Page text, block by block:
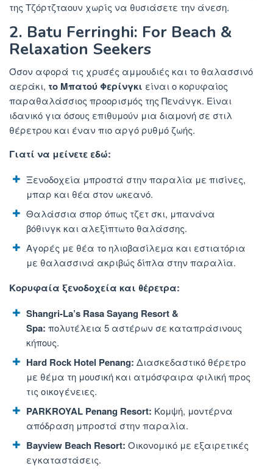
της Τζόρτζταουν χωρίς να θυσιάσετε την άνεση.
2. Batu Ferringhi: For Beach &
Relaxation Seekers
Όσον αφορά τις χρυσές αμμουδιές και το θαλασσινό
αεράκι, το Μπατού Φερίνγκι είναι ο κορυφαίος
παραθαλάσσιος προορισμός της Πενάνγκ. Είναι
ιδανικό για όσους επιθυμούν μια διαμονή σε στιλ
θέρετρου και έναν πιο αργό ρυθμό ζωής.
Γιατί να μείνετε εδώ:
Ξενοδοχεία μπροστά στην παραλία με πισίνες,
μπαρ και θέα στον ωκεανό.
Θαλάσσια σπορ όπως τζετ σκι, μπανάνα
βόθινγκ και αλεξίπτωτο θαλάσσης.
Αγορές με θέα το ηλιοβασίλεμα και εστιατόρια
με θαλασσινά ακριβώς δίπλα στην παραλία.
Κορυφαία ξενοδοχεία και θέρετρα:
Shangri-La’s Rasa Sayang Resort &
Spa: πολυτέλεια 5 αστέρων σε καταπράσινους
κήπους.
Hard Rock Hotel Penang: Διασκεδαστικό θέρετρο
με θέμα τη μουσική και ατμόσφαιρα φιλική προς
τις οικογένειες.
PARKROYAL Penang Resort: Κομψή, μοντέρνα
απόδραση μπροστά στην παραλία.
Bayview Beach Resort: Οικονομικό με εξαιρετικές
εγκαταστάσεις.